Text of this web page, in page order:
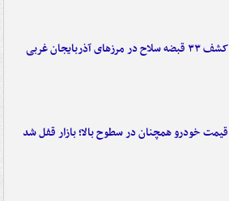
کشف ۳۳ قبضه سلاح در مرزهای آذربایجان غربی
قیمت خودرو همچنان در سطوح بالا؛ بازار قفل شد